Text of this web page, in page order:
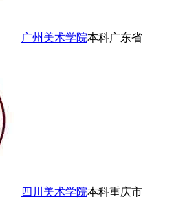
广州美术学院本科广东省
四川美术学院本科重庆市